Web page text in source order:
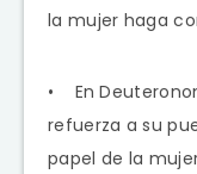
la mujer haga
• En
refuerza a su
papel de la